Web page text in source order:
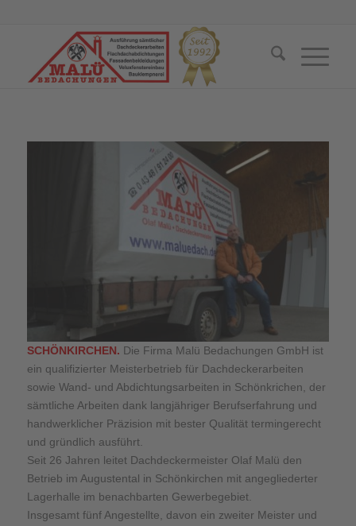
SCHÖNKIRCHEN. Die Firma Malü Bedachungen GmbH ist
ein qualifizierter Meisterbetrieb für Dachdeckerarbeiten
sowie Wand- und Abdichtungsarbeiten in Schönkrichen, der
sämtliche Arbeiten dank langjähriger Berufserfahrung und
handwerklicher Präzision mit bester Qualität termingerecht
und gründlich ausführt.
Seit 26 Jahren leitet Dachdeckermeister Olaf Malü den
Betrieb im Augustental in Schönkirchen mit angegliederter
Lagerhalle im benachbarten Gewerbegebiet.
Insgesamt fünf Angestellte, davon ein zweiter Meister und